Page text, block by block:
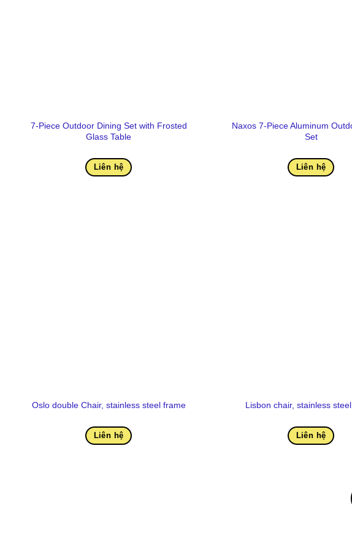
7-Piece Outdoor Dining Set with Frosted
Glass Table
Liên hệ
Naxos 7-Piece Aluminum
Set
Liên hệ
Oslo double Chair, stainless steel frame
Liên hệ
Lisbon chair, stainless
Liên hệ